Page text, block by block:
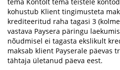
kohustub Klient tingimusteta
krediteeritud raha tagasi 3
vastava Paysera päringu
nõudmisel ei tagasta ekslikult
maksab klient Payserale päevas
tähtaja ületanud päeva eest.